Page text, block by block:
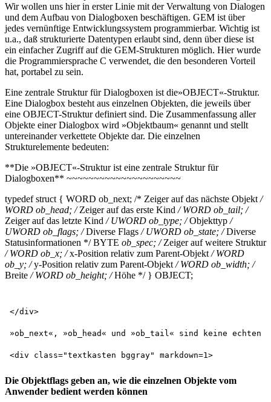
Wir wollen uns hier in erster Linie mit der Verwaltung von Dialogen
und dem Aufbau von Dialogboxen beschäftigen. GEM ist über
jedes vernünftige Entwicklungssystem programmierbar. Wichtig ist
u.a., daß strukturierte Datentypen erlaubt sind, denn über diese ist
ein einfacher Zugriff auf die GEM-Strukturen möglich. Hier wurde
die Programmiersprache C verwendet, die den besonderen Vorteil
hat, portabel zu sein.
Eine zentrale Struktur für Dialogboxen ist die»OBJECT«-Struktur.
Eine Dialogbox besteht aus einzelnen Objekten, die jeweils über
eine OBJECT-Struktur definiert sind. Die Zusammenfassung aller
Objekte einer Dialogbox wird »Objektbaum« genannt und stellt
untereinander verkettete Objekte dar. Die einzelnen
Strukturelemente bedeuten:
**Die »OBJECT«-Struktur ist eine zentrale Struktur für
Dialogboxen** ~~~~~~~~~~~~~~~~~~~~~
typedef struct { WORD ob_next; /* Zeiger auf das nächste Objekt /
WORD ob_head; /Zeiger auf das erste Kind / WORD ob_tail; /
Zeiger auf das letzte Kind / UWORD ob_type; /Objekttyp /
UWORD ob_flags; /Diverse Flags / UWORD ob_state; /Diverse
Statusinformationen */ BYTE ob_spec; /Zeiger auf weitere Struktur
/ WORD ob_x; /x-Position relativ zum Parent-Objekt / WORD
ob_y; /y-Position relativ zum Parent-Objekt / WORD ob_width; /
Breite / WORD ob_height; /Höhe */ } OBJECT;
</div>
»ob_next«, »ob_head« und »ob_tail« sind keine
Die Objektflags geben an, wie die einzelnen Objekte vom
Anwender bedient werden können